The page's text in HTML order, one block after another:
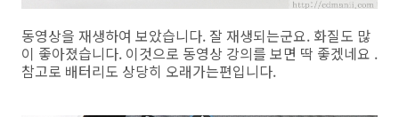
동영상을 재생하여 보았습니다. 잘 재생되는군요. 화질도 많
이 좋아졌습니다. 이것으로 동영상 강의를 보면 딱 좋겠네요 .
참고로 배터리도 상당히 오래가는편입니다.